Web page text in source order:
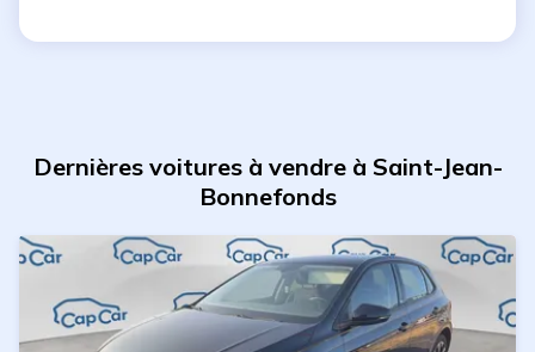
Dernières voitures à vendre à Saint-Jean-
Bonnefonds